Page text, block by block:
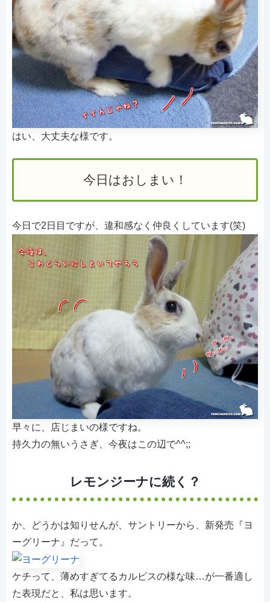
はい、大丈夫な様です。
今日はおしまい！
今日で2日目ですが、違和感なく仲良くしています(笑)
早々に、店じまいの様ですね。
持久力の無いうさぎ、今夜はこの辺で^^;;
レモンジーナに続く？
か、どうかは知りせんが、サントリーから、新発売『ヨ
ーグリーナ』だって。
ケチって、薄めすぎてるカルピスの様な味…が一番適し
た表現だと、私は思います。